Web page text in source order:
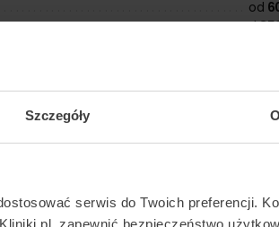
Szczegóły
serwis do Twoich preferencji.
zapewnić bezpieczeństwo
od
od
Zadzwoń: 32 433…pokażnumer
od Gliwic)